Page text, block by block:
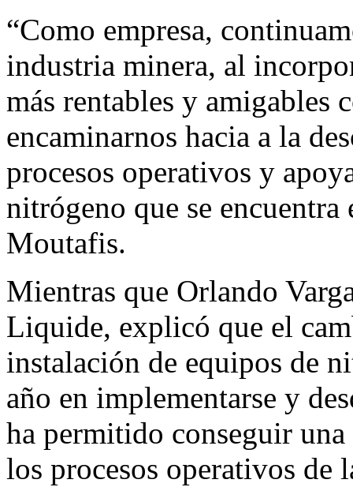
“Como empresa,
industria minera, al
más rentables y amigables
encaminarnos hacia a la
procesos operativos y
nitrógeno que se
Moutafis.
Mientras que Orlando
Liquide, explicó que el
instalación de equipos de
año en implementarse y
ha permitido conseguir
los procesos operativos de